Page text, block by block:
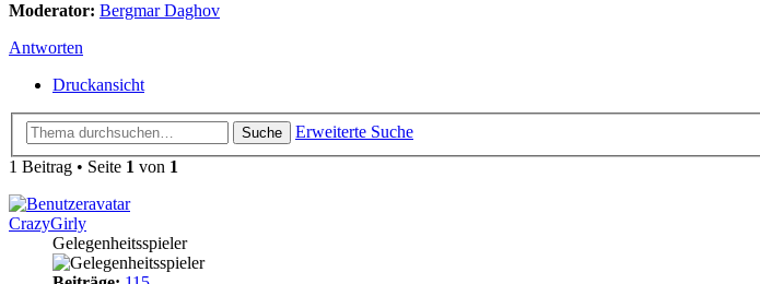
Moderator: Bergmar Daghov
Antworten
Druckansicht
Suche
Erweiterte Suche
1 Beitrag • Seite 1 von 1
CrazyGirly
Gelegenheitsspieler